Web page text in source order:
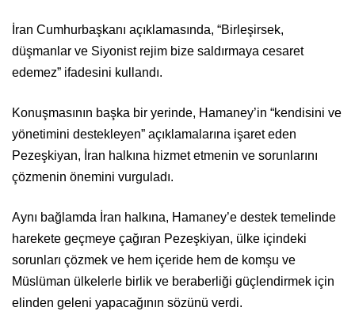
İran Cumhurbaşkanı açıklamasında, “Birleşirsek,
düşmanlar ve Siyonist rejim bize saldırmaya cesaret
edemez” ifadesini kullandı.
Konuşmasının başka bir yerinde, Hamaney’in “kendisini ve
yönetimini destekleyen” açıklamalarına işaret eden
Pezeşkiyan, İran halkına hizmet etmenin ve sorunlarını
çözmenin önemini vurguladı.
Aynı bağlamda İran halkına, Hamaney’e destek temelinde
harekete geçmeye çağıran Pezeşkiyan, ülke içindeki
sorunları çözmek ve hem içeride hem de komşu ve
Müslüman ülkelerle birlik ve beraberliği güçlendirmek için
elinden geleni yapacağının sözünü verdi.